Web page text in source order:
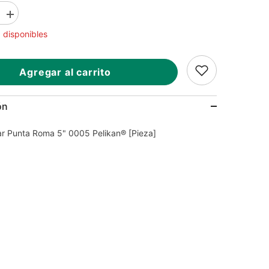
Aumentar
la
cantidad
Punta
disponibles
Agregar al carrito
Punta Roma 5" 0005 Pelikan® [Pieza]